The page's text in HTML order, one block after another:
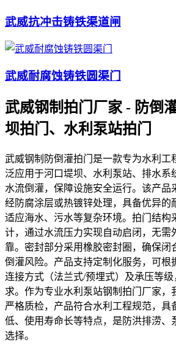
武威抗冲击铸铁渠道闸
武威耐腐蚀铸铁圆渠门
武威钢制拍门厂家 - 防倒
坝拍门、水利泵站拍门
武威钢制防倒灌拍门是一款专为水利工
泛应用于河口堤坝、水利泵站、排水系
水流倒灌，保障设施安全运行。该产品
经防腐涂层或热镀锌处理，具备优异的
适应海水、污水等复杂环境。拍门结构
计，通过水流压力实现自动启闭，无需
靠。密封部分采用橡胶密封圈，确保闭
倒灌风险。产品支持定制化服务，可根
连接方式（法兰式/预埋式）及承压等
求。作为专业水利泵站钢制拍门厂家，
严格质检，产品符合水利工程规范，具
低、使用寿命长等特点，是防洪排涝、
选择。